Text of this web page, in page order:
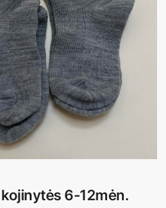
6-12mėn.